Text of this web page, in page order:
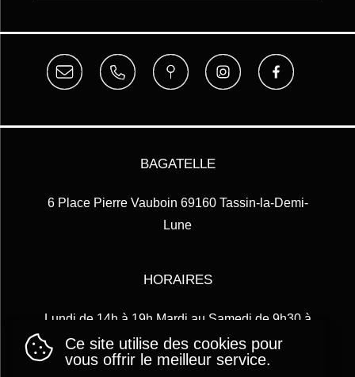
BAGATELLE
6 Place Pierre Vauboin 69160 Tassin-la-Demi-
Lune
HORAIRES
Lundi de 14h à 19h Mardi au Samedi de 9h30 à
12h30 et de 14h à 19h
Ce site utilise des cookies pour
vous offrir le meilleur service.